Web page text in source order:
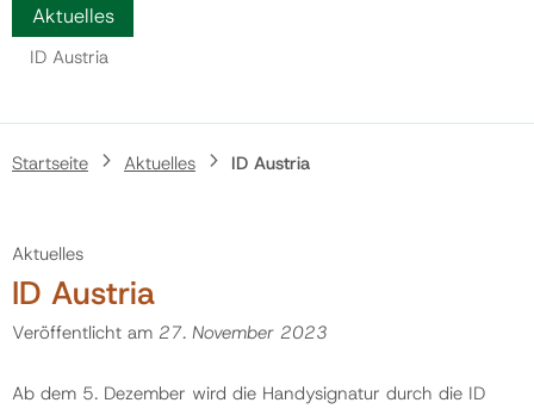
Jobs
Politik
Kontakt
Aktuelles
ID Austria
Startseite Aktuelles ID Austria
Aktuelles
ID Austria
Veröffentlicht am 27. November 2023
Ab dem 5. Dezember wird die Handysignatur durch die ID